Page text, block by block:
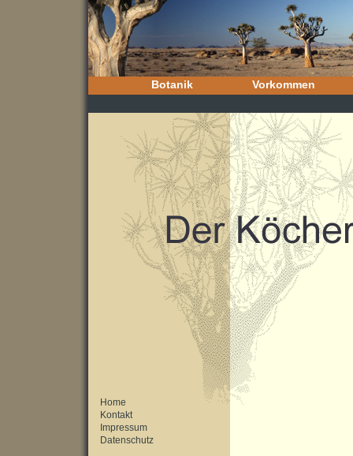
Botanik Vorkommen
Home
Kontakt
Impressum
Datenschutz